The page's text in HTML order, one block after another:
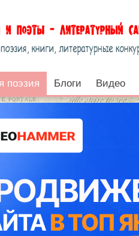
поэзия
поэзия Блоги Видео